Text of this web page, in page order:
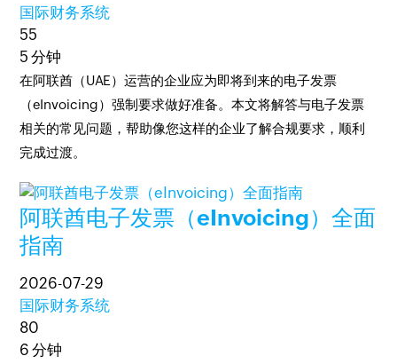
国际财务系统
55
5 分钟
​在阿联酋（UAE）运营的企业应为即将到来的电子发票
（eInvoicing）强制要求做好准备。本文将解答与电子发票
相关的常见问题，帮助像您这样的企业了解合规要求，顺利
完成过渡。
阿联酋电子发票（eInvoicing）全面
指南
2026-07-29
国际财务系统
80
6 分钟